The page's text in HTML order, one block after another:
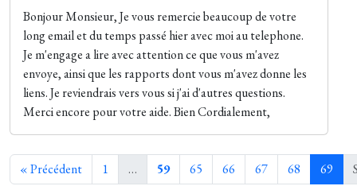
Bonjour Monsieur, Je vous remercie beaucoup de votre
long email et du temps passé hier avec moi au telephone.
Je m'engage a lire avec attention ce que vous m'avez
envoye, ainsi que les rapports dont vous m'avez donne les
liens. Je reviendrais vers vous si j'ai d'autres questions.
Merci encore pour votre aide. Bien Cordialement,
« Précédent 1 … 59 65 66 67 68 69